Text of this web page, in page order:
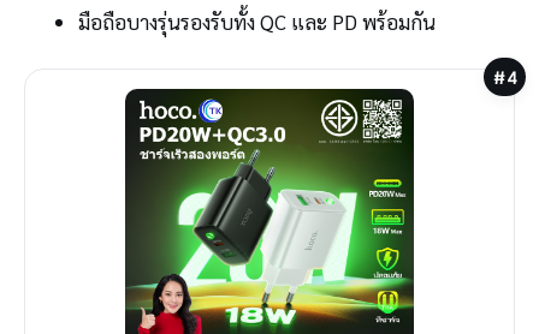
มือถือบางรุ่นรองรับทั้ง QC และ PD พร้อมกัน
#4